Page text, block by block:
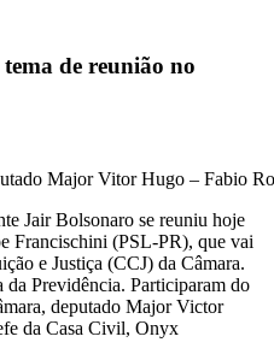
de reunião no
Major Vitor Hugo – Fabio
Jair Bolsonaro se reuniu hoje
Francischini (PSL-PR), que vai
e Justiça (CCJ) da Câmara.
da Previdência. Participaram do
deputado Major Victor
da Casa Civil, Onyx